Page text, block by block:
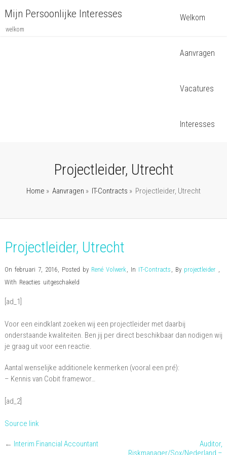
Mijn Persoonlijke Interesses
welkom
Welkom
Aanvragen
Vacatures
Interesses
Projectleider, Utrecht
Home » Aanvragen » IT-Contracts » Projectleider, Utrecht
Projectleider, Utrecht
On februari 7, 2016, Posted by René Volwerk, In IT-Contracts , By projectleider ,
With Reacties uitgeschakeldvoor
[ad_1]
Voor een eindklant zoeken wij een projectleider met daarbij
onderstaande kwaliteiten. Ben jij per direct beschikbaar dan nodigen wij
je graag uit voor een reactie.
Aantal wenselijke additionele kenmerken (vooral een pré):
– Kennis van Cobit framewor…
[ad_2]
Source link
← Interim Financial Accountant
Auditor,
Riskmanager/Sox/Nederland –